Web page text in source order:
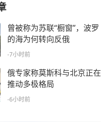
曾被称为苏联“橱窗”，波罗
的海为何转向反俄
-7小时前
俄专家称莫斯科与北京正在
推动多极格局
-6小时前